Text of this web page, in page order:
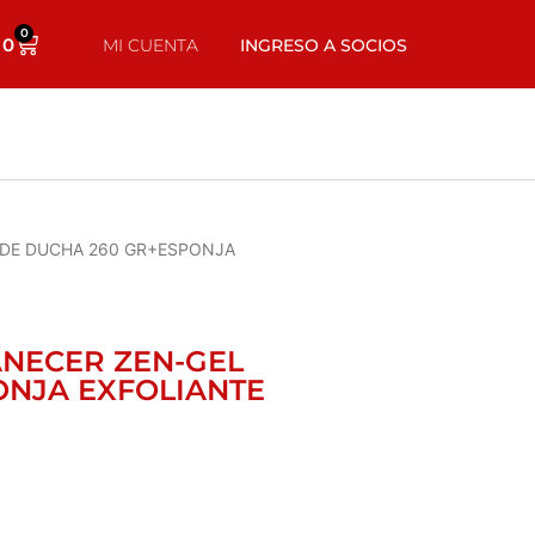
0
MI CUENTA INGRESO A SOCIOS
DUCHA 260 GR+ESPONJA
ZEN-GEL
EXFOLIANTE